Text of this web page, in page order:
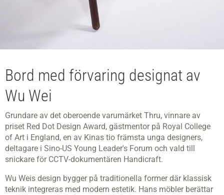
Bord med förvaring designat av
Wu Wei
Grundare av det oberoende varumärket Thru, vinnare av
priset Red Dot Design Award, gästmentor på Royal College
of Art i England, en av Kinas tio främsta unga designers,
deltagare i Sino-US Young Leader's Forum och vald till
snickare för CCTV-dokumentären Handicraft.
Wu Weis design bygger på traditionella former där klassisk
teknik integreras med modern estetik. Hans möbler berättar